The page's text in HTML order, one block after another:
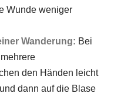
Wunde weniger
Wanderung: Bei
den Händen leicht
dann auf die Blase